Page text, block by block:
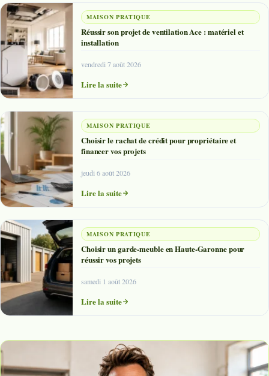
MAISON PRATIQUE
Réussir son projet de ventilation Ace : matériel et
installation
vendredi 7 août 2026
Lire la suite
MAISON PRATIQUE
Choisir le rachat de crédit pour propriétaire et
financer vos projets
jeudi 6 août 2026
Lire la suite
MAISON PRATIQUE
Choisir un garde-meuble en Haute-Garonne pour
réussir vos projets
samedi 1 août 2026
Lire la suite